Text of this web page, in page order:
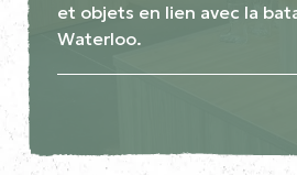
et objets en lien avec la
Waterloo.